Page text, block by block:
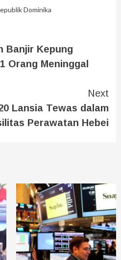
Dominika
Banjir Kepung
Orang Meninggal
Next
Lansia Tewas dalam
Perawatan Hebei